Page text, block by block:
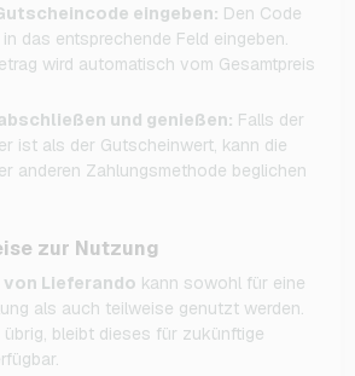
eingeben: Den Code
das entsprechende Feld eingeben.
wird automatisch vom Gesamtpreis
und genießen: Falls der
ist als der Gutscheinwert, kann die
anderen Zahlungsmethode beglichen
zur Nutzung
Lieferando kann sowohl für eine
als auch teilweise genutzt werden.
übrig, bleibt dieses für zukünftige